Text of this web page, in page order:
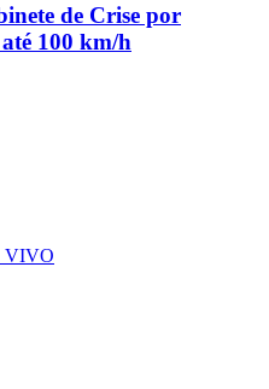
de Crise por
100 km/h
VIVO